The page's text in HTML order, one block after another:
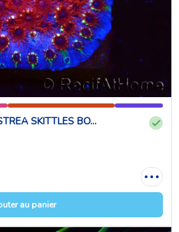
SKITTLES BO...
au panier